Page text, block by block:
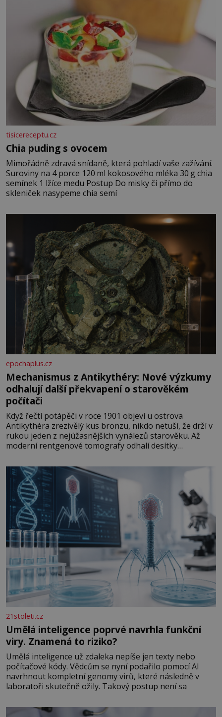
tisicereceptu.cz
Chia puding s ovocem
Mimořádně zdravá snídaně, která pohladí vaše zažívání.
Suroviny na 4 porce 120 ml kokosového mléka 30 g chia
semínek 1 lžíce medu Postup Do misky či přímo do
skleniček nasypeme chia semí
epochaplus.cz
Mechanismus z Antikythéry: Nové výzkumy
odhalují další překvapení o starověkém
počítači
Když řečtí potápěči v roce 1901 objeví u ostrova
Antikythéra zrezivělý kus bronzu, nikdo netuší, že drží v
rukou jeden z nejúžasnějších vynálezů starověku. Až
moderní rentgenové tomografy odhalí desítky
Antikythéry je dnes považován za nejstarší známý
analogový počítač na světě. Přesto ani po více než sto
letech výzkumu
21stoleti.cz
Umělá inteligence poprvé navrhla funkční
viry. Znamená to riziko?
Umělá inteligence už zdaleka nepíše jen texty nebo
počítačové kódy. Vědcům se nyní podařilo pomocí AI
navrhnout kompletní genomy virů, které následně v
laboratoři skutečně ožily. Takový postup není sa